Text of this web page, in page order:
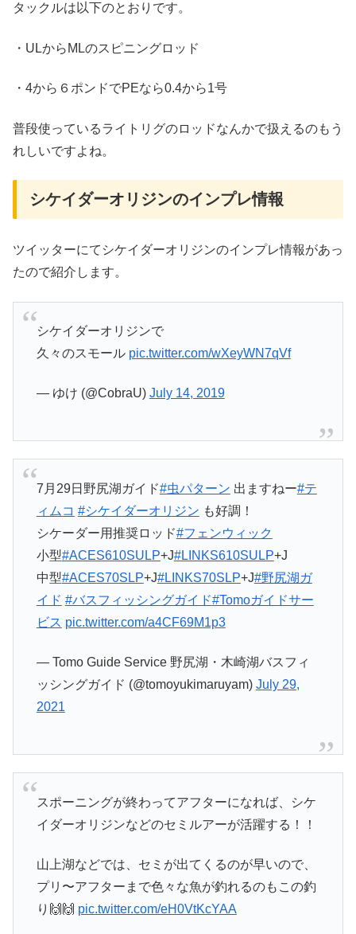
タックルは以下のとおりです。
・ULからMLのスピニングロッド
・4から６ポンドでPEなら0.4から1号
普段使っているライトリグのロッドなんかで扱えるのもう
れしいですよね。
シケイダーオリジンのインプレ情報
ツイッターにてシケイダーオリジンのインプレ情報があっ
たので紹介します。
シケイダーオリジンで
久々のスモール pic.twitter.com/wXeyWN7qVf
— ゆけ (@CobraU) July 14, 2019
7月29日野尻湖ガイド#虫パターン 出ますねー#テ
ィムコ #シケイダーオリジン も好調！
シケーダー用推奨ロッド#フェンウィック
小型#ACES610SULP+J#LINKS610SULP+J
中型#ACES70SLP+J#LINKS70SLP+J#野尻湖ガ
イド #バスフィッシングガイド#Tomoガイドサー
ビス pic.twitter.com/a4CF69M1p3
— Tomo Guide Service 野尻湖・木崎湖バスフィ
ッシングガイド (@tomoyukimaruyam) July 29,
2021
スポーニングが終わってアフターになれば、シケ
イダーオリジンなどのセミルアーが活躍する！！
山上湖などでは、セミが出てくるのが早いので、
プリ〜アフターまで色々な魚が釣れるのもこの釣
り🙌🙌 pic.twitter.com/eH0VtKcYAA